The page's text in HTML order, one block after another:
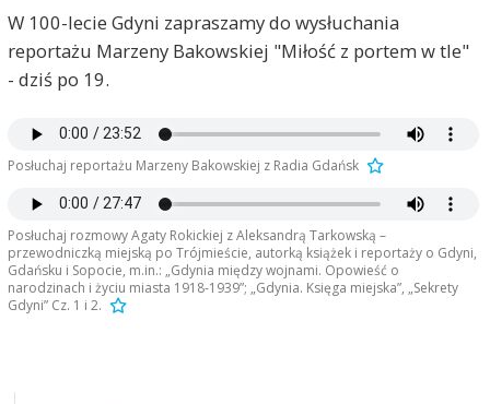
W 100-lecie Gdyni zapraszamy do wysłuchania
reportażu Marzeny Bakowskiej "Miłość z portem w tle"
- dziś po 19.
Posłuchaj reportażu Marzeny Bakowskiej z Radia Gdańsk
Posłuchaj rozmowy Agaty Rokickiej z Aleksandrą Tarkowską –
przewodniczką miejską po Trójmieście, autorką książek i reportaży o Gdyni,
Gdańsku i Sopocie, m.in.: „Gdynia między wojnami. Opowieść o
narodzinach i życiu miasta 1918-1939”; „Gdynia. Księga miejska”, „Sekrety
Gdyni” Cz. 1 i 2.